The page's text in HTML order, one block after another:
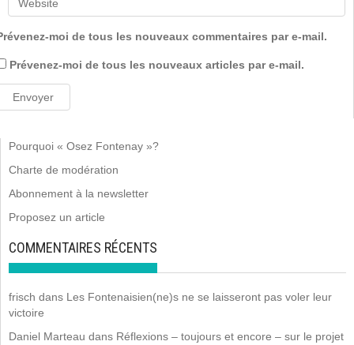
moi de tous les nouveaux commentaires par e-mail.
Prévenez-moi de tous les nouveaux articles par e-mail.
Pourquoi « Osez Fontenay »?
Charte de modération
Abonnement à la newsletter
Proposez un article
COMMENTAIRES RÉCENTS
frisch dans Les Fontenaisien(ne)s ne se laisseront pas voler leur
victoire
Daniel Marteau dans Réflexions – toujours et encore – sur le projet